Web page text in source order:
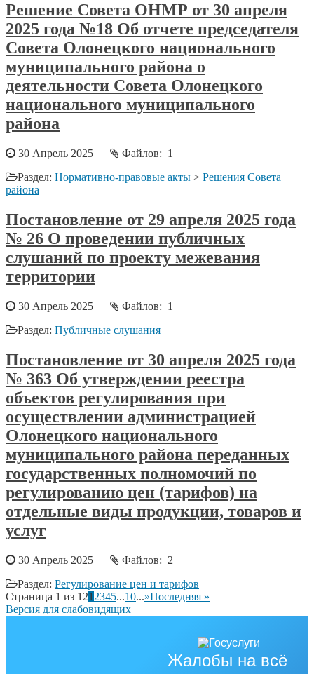
Решение Совета ОНМР от 30 апреля
2025 года №18 Об отчете председателя
Совета Олонецкого национального
муниципального района о
деятельности Совета Олонецкого
национального муниципального
района
30 Апрель 2025
Файлов: 1
Раздел: Нормативно-правовые акты > Решения Совета
района
Постановление от 29 апреля 2025 года
№ 26 О проведении публичных
слушаний по проекту межевания
территории
30 Апрель 2025
Файлов: 1
Раздел: Публичные слушания
Постановление от 30 апреля 2025 года
№ 363 Об утверждении реестра
объектов регулирования при
осуществлении администрацией
Олонецкого национального
муниципального района переданных
государственных полномочий по
регулированию цен (тарифов) на
отдельные виды продукции, товаров и
услуг
30 Апрель 2025
Файлов: 2
Раздел: Регулирование цен и тарифов
Страница 1 из 121 2345...10...»Последняя »
Версия для слабовидящих
Жалобы на всё